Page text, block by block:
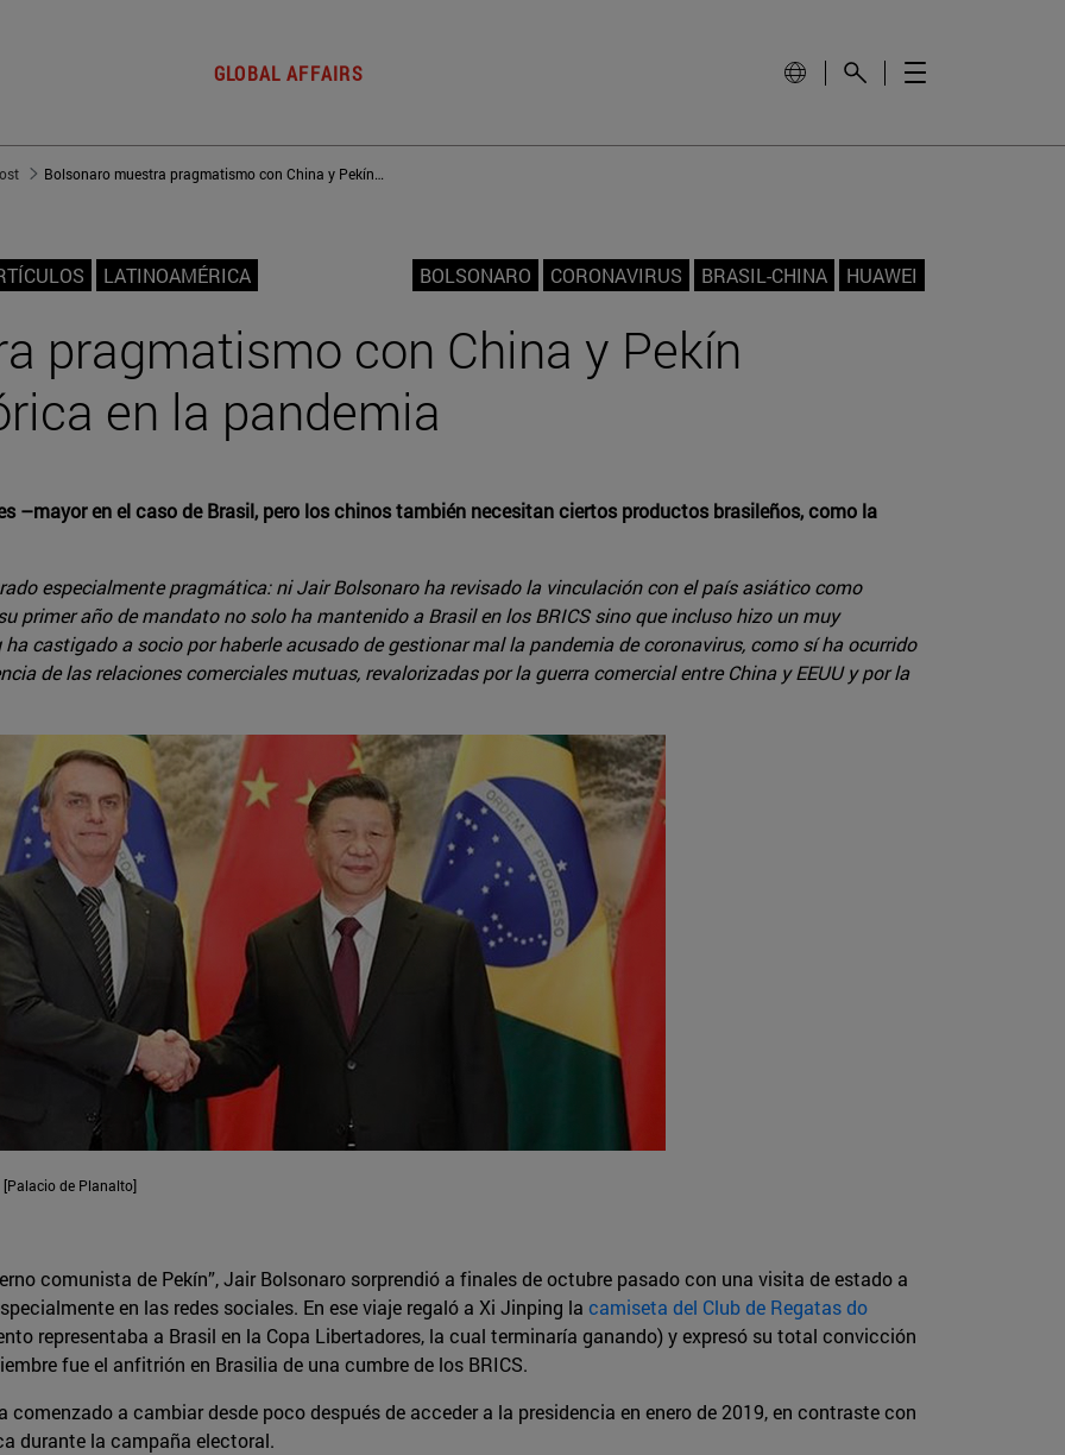
GLOBAL AFFAIRS
Bolsonaro muestra pragmatismo con China y Pekín le perdona su retórica en la pandemia
LATINOAMÉRICA BOLSONARO CORONAVIRUS BRASIL-CHINA HUAWEI
pragmatismo con China y Pekín
en la pandemia
–mayor en el caso de Brasil, pero los chinos también necesitan ciertos productos brasileños, como la
especialmente pragmática: ni Jair Bolsonaro ha revisado la vinculación con el país asiático como
primer año de mandato no solo ha mantenido a Brasil en los BRICS sino que incluso hizo un muy
castigado a socio por haberle acusado de gestionar mal la pandemia de coronavirus, como sí ha ocurrido
de las relaciones comerciales mutuas, revalorizadas por la guerra comercial entre China y EEUU y por la
de Planalto]
comunista de Pekín”, Jair Bolsonaro sorprendió a finales de octubre pasado con una visita de estado a
en las redes sociales. En ese viaje regaló a Xi Jinping la camiseta del Club de Regatas do
representaba a Brasil en la Copa Libertadores, la cual terminaría ganando) y expresó su total convicción
fue el anfitrión en Brasilia de una cumbre de los BRICS.
a cambiar desde poco después de acceder a la presidencia en enero de 2019, en contraste con
durante la campaña electoral.